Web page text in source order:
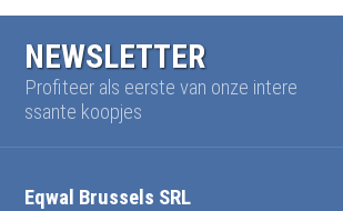
NEWSLETTER
Profiteer als eerste van onze intere
ssante koopjes
Eqwal Brussels SRL